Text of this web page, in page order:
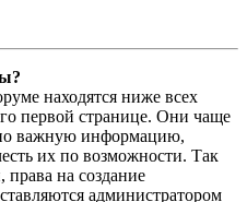
находятся ниже всех
первой странице. Они чаще
важную информацию,
их по возможности. Так
на создание
администратором